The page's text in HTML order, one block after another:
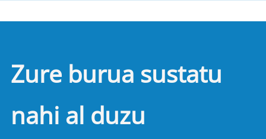
Zure burua sustatu
nahi al duzu